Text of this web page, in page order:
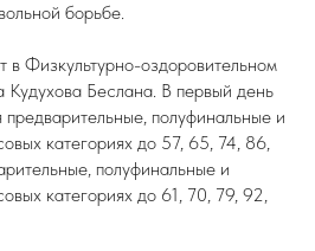
борьбе.
в Физкультурно-оздоровительном
Кудухова Беслана. В первый день
предварительные, полуфинальные и
категориях до 57, 65, 74, 86,
полуфинальные и
категориях до 61, 70, 79, 92,